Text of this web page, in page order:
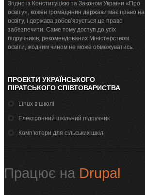
Згідно із Конституцією та Законом України «Про
освіту», кожен громадянин держави має право на
освіту, і держава зобов’язується це право
забезпечити. Саме тому доступ до усіх
підручників, рекомендованих Міністерством
освіти, жодним чином не може обмежуватись.
ПРОЕКТИ УКРАЇНСЬКОГО
ПІРАТСЬКОГО СПІВТОВАРИСТВА
Linux в школі
Електронний шкільний підручник
Комп’ютери для сільських шкіл
Працює на Drupal